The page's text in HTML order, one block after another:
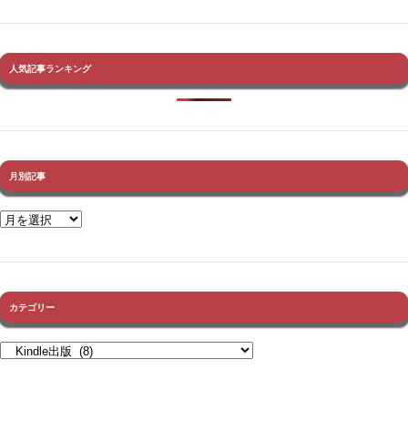
人気記事ランキング
月別記事
カテゴリー